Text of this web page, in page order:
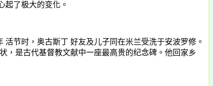
起了极大的变化。
节时，奥古斯丁 好友及儿子同在米兰受洗于安波罗修。
，是古代基督教文献中一座最高贵的纪念碑。他回家乡